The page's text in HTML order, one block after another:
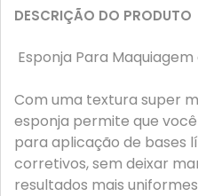
DESCRIÇÃO DO PRODUTO
Esponja Para
Com uma textura super
esponja permite que
para aplicação de bases
corretivos, sem deixar
resultados mais